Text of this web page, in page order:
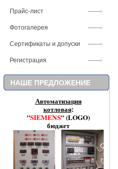
Прайс-лист
Фотогалерея
Сертификаты и допуски
Регистрация
НАШЕ ПРЕДЛОЖЕНИЕ
Автоматизация
котловая:
"SIEMENS" (LOGO)
бюджет